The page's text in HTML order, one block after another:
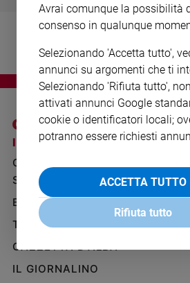
Ambiente
Volontariato
Diritti
Aziende
valore
Caso
settimana
Migranti
Diversità
e
Costume
I SITI SAN PAOLO
GRUPPO EDITORIALE
SAN PAOLO
BENESSERE
TELENOVA
GAZZETTA D'ALBA
IL GIORNALINO
Avrai comunque la possibilità
consenso in qualunque
Selezionando 'Accetta tutto',
annunci su argomenti che ti
Selezionando 'Rifiuta tutto',
attivati annunci Google
cookie o identificatori locali;
potranno essere richiesti
ACCETTA TUTTO
Rifiuta tutto